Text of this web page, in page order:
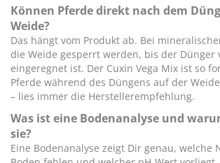
Können Pferde direkt nach dem
Weide?
Das hängt vom Produkt ab. Bei
die Weide gesperrt werden, bis der Dünger
eingeregnet ist. Der Cuxin Vega Mix ist so
Pferde während des Düngens auf der
– lies immer die Herstellerempfehlung.
Was ist eine Bodenanalyse und
sie?
Eine Bodenanalyse zeigt Dir genau, welche